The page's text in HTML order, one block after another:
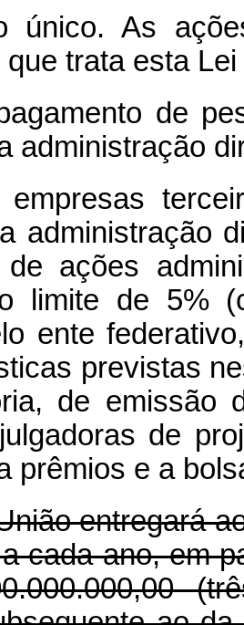
único. As
trata esta
de
administração
administração
ações
limite de 5%
ente
previstas
de emissão
de
prêmios e a
entregará
cada ano, em